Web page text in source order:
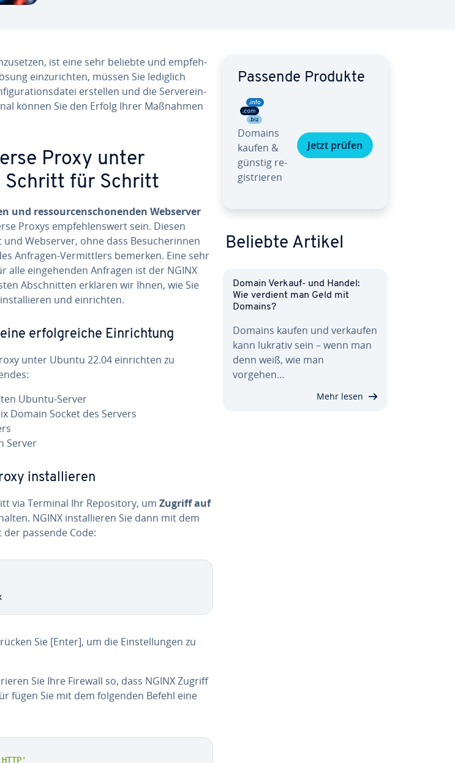
ist eine sehr beliebte und emp­feh­
ein­zu­rich­ten, müssen Sie lediglich
erstellen und die Ser­ver­ein­
können Sie den Erfolg Ihrer Maßnahmen
Proxy unter
Schritt für Schritt
und res­sour­cen­scho­nen­den Webserver
Proxys emp­feh­lens­wert sein. Diesen
und Webserver, ohne dass Be­su­che­rin­nen
Anfragen-Ver­mitt­lers bemerken. Eine sehr
alle ein­ge­hen­den Anfragen ist der NGINX
Ab­schnit­ten erklären wir Ihnen, wie Sie
und ein­rich­ten.
er­folg­rei­che Ein­rich­tung
unter Ubuntu 22.04 ein­rich­ten zu
Ubuntu-Server
Domain Socket des Servers
Server
in­stal­lie­ren
via Terminal Ihr Re­po­si­to­ry, um Zugriff auf
NGINX in­stal­lie­ren Sie dann mit dem
der passende Code:
Sie [Enter], um die Ein­stel­lun­gen zu
Sie Ihre Firewall so, dass NGINX Zugriff
fügen Sie mit dem folgenden Befehl eine
Passende Produkte
Domains
kaufen &
günstig re­
gis­trie­ren
Jetzt prüfen
Beliebte Artikel
Domain Verkauf- und Handel:
Wie verdient man Geld mit
Domains?
Domains kaufen und verkaufen
kann lukrativ sein – wenn man
denn weiß, wie man
vorgehen…
Mehr lesen